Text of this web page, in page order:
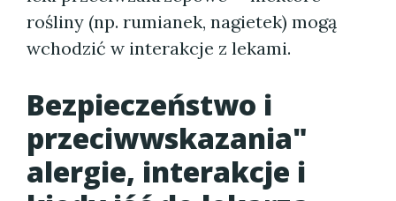
rośliny (np. rumianek, nagietek) mogą
wchodzić w interakcje z lekami.
Bezpieczeństwo i
przeciwwskazania"
alergie, interakcje i